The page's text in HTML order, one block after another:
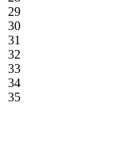
29
30
31
32
33
34
35